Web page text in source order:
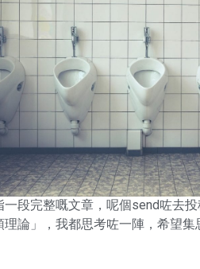
段完整嘅文章，呢個send咗去
論」，我都思考咗一陣，希望